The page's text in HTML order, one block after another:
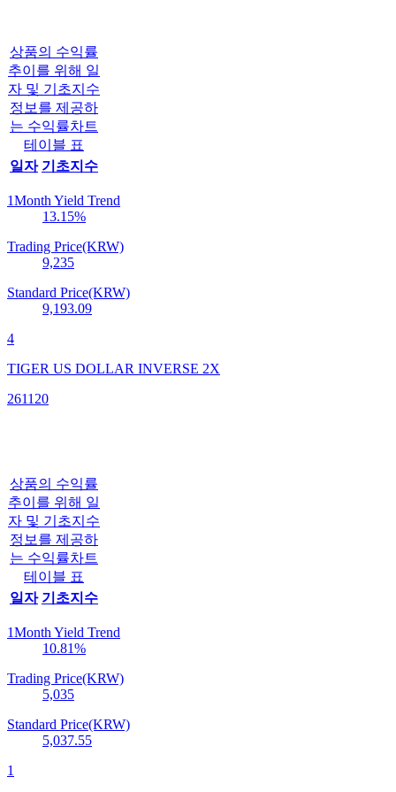
상품의 수익률
추이를 위해 일
자 및 기초지수
정보를 제공하
는 수익률차트
테이블 표
일자 기초지수
1Month Yield Trend
13.15%
Trading Price(KRW)
9,235
Standard Price(KRW)
9,193.09
4
TIGER US DOLLAR INVERSE 2X
261120
상품의 수익률
추이를 위해 일
자 및 기초지수
정보를 제공하
는 수익률차트
테이블 표
일자 기초지수
1Month Yield Trend
10.81%
Trading Price(KRW)
5,035
Standard Price(KRW)
5,037.55
1